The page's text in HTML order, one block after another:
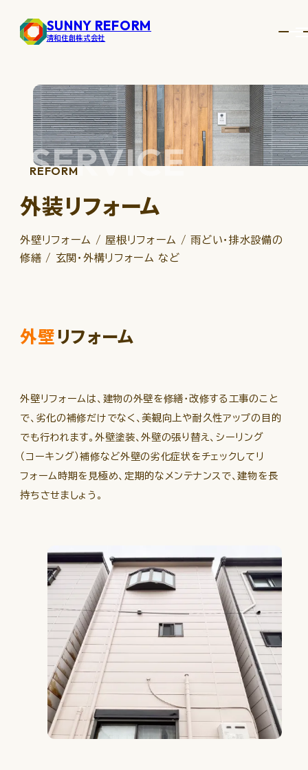
サービス
内装リフォーム
設備 新設・交換
よくあるご質問
TEL 072-800-3897
受付時間 9:00-18:00
SUNNY REFORM
清和住創株式会社
SERVICE
REFORM
外装リフォーム
外壁リフォーム / 屋根リフォーム / 雨どい・排水設備の
修繕 / 玄関・外構リフォーム など
外壁リフォーム
外壁リフォームは、建物の外壁を修繕・改修する工事のこと
で、劣化の補修だけでなく、美観向上や耐久性アップの目的
でも行われます。外壁塗装、外壁の張り替え、シーリング
（コーキング）補修など外壁の劣化症状をチェックしてリ
フォーム時期を見極め、定期的なメンテナンスで、建物を長
持ちさせましょう。